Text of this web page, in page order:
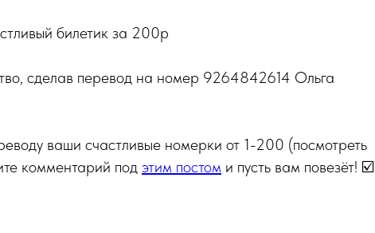
билетик за 200р
сделав перевод на номер 9264842614 Ольга
ваши счастливые номерки от 1-200 (посмотреть
комментарий под этим постом и пусть вам повезёт! ☑️